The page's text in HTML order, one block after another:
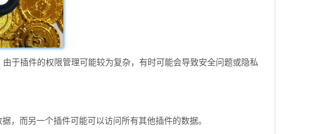
于插件的权限管理可能较为复杂，有时可能会导致安全问题或隐私
，而另一个插件可能可以访问所有其他插件的数据。